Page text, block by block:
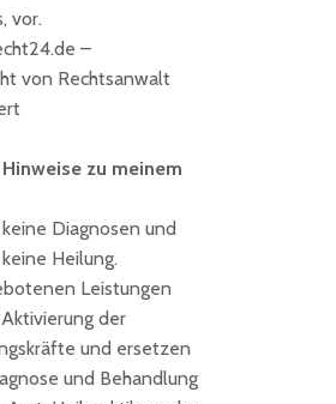
vor.
–
von Rechtsanwalt
zu meinem
Diagnosen und
Heilung.
Leistungen
der
und ersetzen
und Behandlung